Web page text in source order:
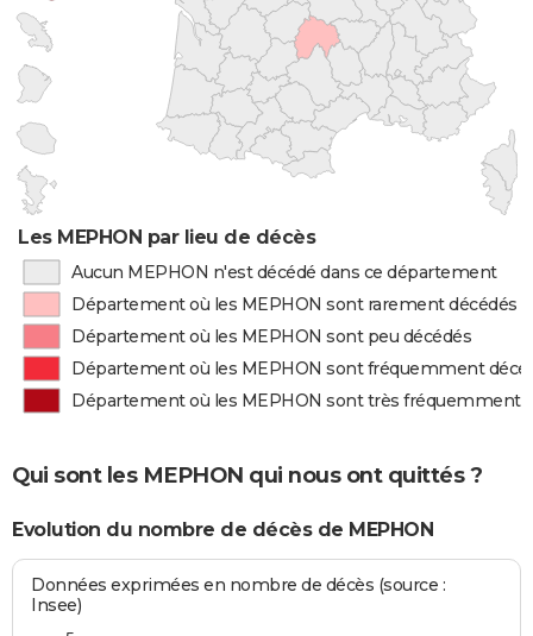
Les MEPHON par lieu de décès
Aucun MEPHON n'est décédé dans ce département
Département où les MEPHON sont rarement décédés
Département où les MEPHON sont peu décédés
Département où les MEPHON sont fréquemment
Département où les MEPHON sont très fréquemment
Qui sont les MEPHON qui nous ont quittés ?
Evolution du nombre de décès de MEPHON
Données exprimées en nombre de décès (source :
Insee)